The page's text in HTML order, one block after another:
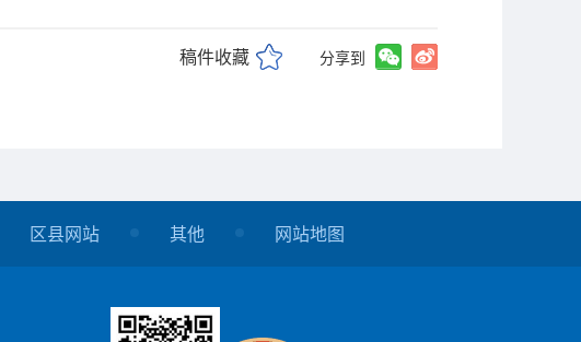
稿件收藏 分享到
区县网站 其他 网站地图